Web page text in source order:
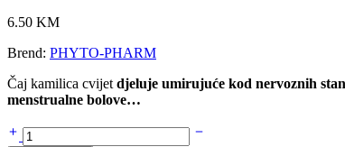
6.50 KM
Brend: PHYTO-PHARM
Čaj kamilica cvijet djeluje umirujuće kod nervoznih
menstrualne bolove…
Čaj